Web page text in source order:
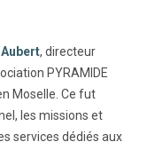
, directeur
PYRAMIDE
Moselle. Ce fut
les missions et
services dédiés aux